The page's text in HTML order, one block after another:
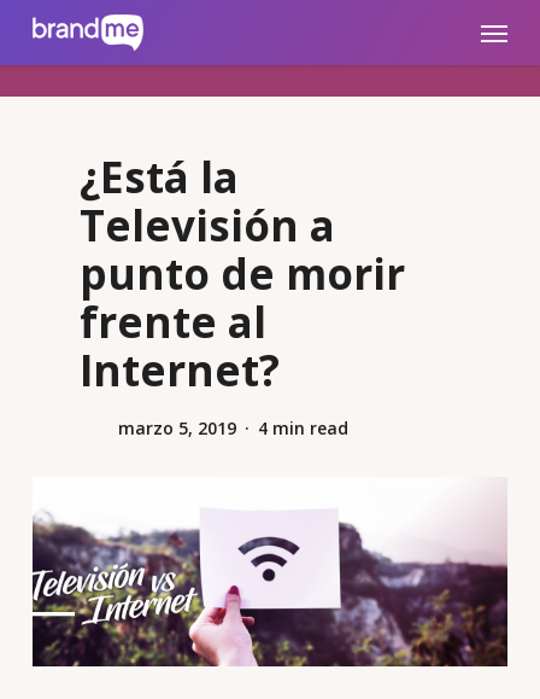
brandme.la Menu
¿Está la
Televisión a
punto de morir
frente al
Internet?
marzo 5, 2019 4 min read